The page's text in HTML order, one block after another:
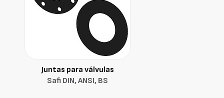
Juntas para válvulas
Safi DIN, ANSI, BS